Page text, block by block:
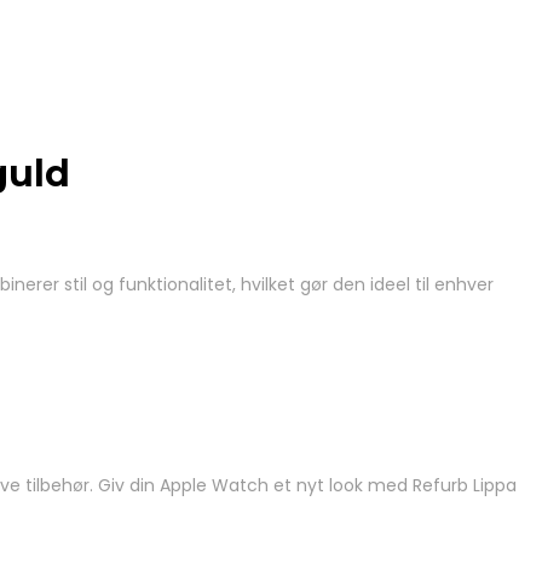
stil og funktionalitet, hvilket gør den ideel til enhver
tilbehør. Giv din Apple Watch et nyt look med Refurb Lippa